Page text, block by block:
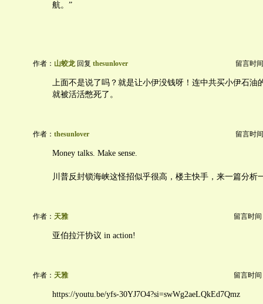
航。”
作者： 山蛟龙回复 thesunlover 留言时
上面不是说了吗？就是让小伊没钱呀！连中共买小伊石油
就被活活憋死了。
作者： thesunlover 留言时
Money talks. Make sense.
川普反封锁海峡这怪招似乎很高，楼主快手，来一篇分析
作者： 天雅 留言时间
亚伯拉汗协议 in action!
作者： 天雅 留言时间
https://youtu.be/yfs-30YJ7O4?si=swWg2aeLQkEd7Qmz